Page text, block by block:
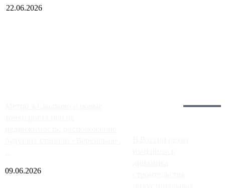
22.06.2026
09.06.2026